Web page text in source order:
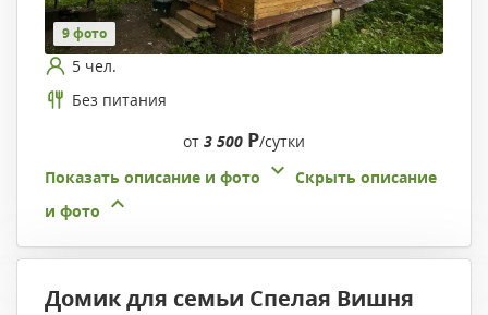
9 фото
5 чел.
Без питания
от 3 500 Р/сутки
Показать описание и фото
Скрыть описание
и фото
Домик для семьи Спелая Вишня